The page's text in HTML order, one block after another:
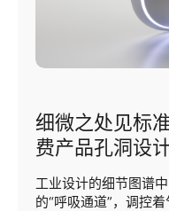
细微之处见标
费产品孔洞设
工业设计的细节图谱
的“呼吸通道”，调控